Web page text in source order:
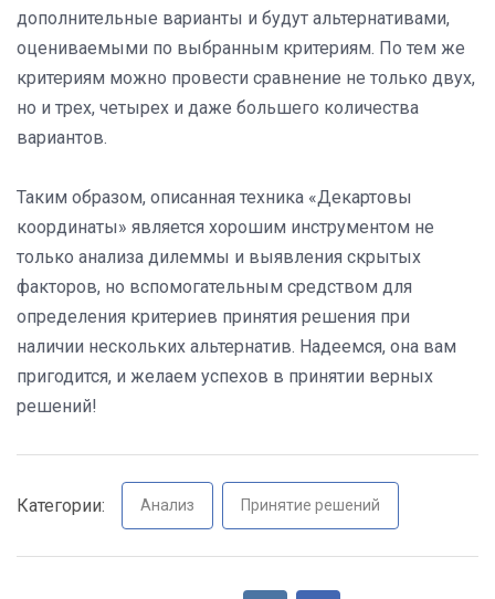
дополнительные варианты и будут альтернативами,
оцениваемыми по выбранным критериям. По тем же
критериям можно провести сравнение не только двух,
но и трех, четырех и даже большего количества
вариантов.
Таким образом, описанная техника «Декартовы
координаты» является хорошим инструментом не
только анализа дилеммы и выявления скрытых
факторов, но вспомогательным средством для
определения критериев принятия решения при
наличии нескольких альтернатив. Надеемся, она вам
пригодится, и желаем успехов в принятии верных
решений!
Категории: Анализ Принятие решений